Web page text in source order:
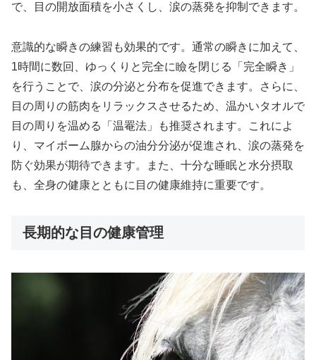
で、目の開放面積を小さくし、涙の蒸発を抑制できます。
意識的な瞬きの練習も効果的です。通常の瞬きに加えて、
1時間に数回、ゆっくりと完全に瞼を閉じる「完全瞬き」
を行うことで、涙の分泌と分布を促進できます。さらに、
目の周りの筋肉をリラックスさせるため、温かいタオルで
目の周りを温める「温罨法」も推奨されます。これによ
り、マイボーム腺からの油分分泌が促進され、涙の蒸発を
防ぐ効果が期待できます。また、十分な睡眠と水分摂取
も、全身の健康とともに目の健康維持に重要です。
長期的な目の健康管理